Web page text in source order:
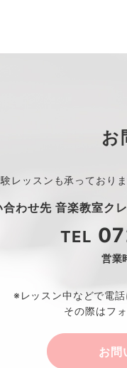
お
レッスンも承っておりま
合わせ先 音楽教室ク
TEL
営業
※レッスン中などで電
その際はフ
お問